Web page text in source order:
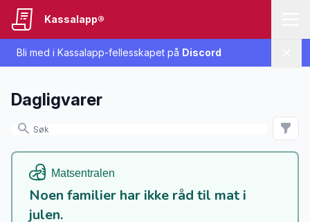
Bli med i Kassalapp-fellesskapet på Discord
Kassalapp®
Dagligvarer
Noen familier har ikke råd til mat i
julen.